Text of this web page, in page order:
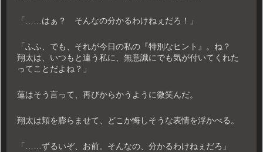
「……はぁ？ そんなの分かるわけねぇだろ！」
「ふふ、でも、それが今日の私の『特別なヒント』。ね？
翔太は、いつもと違う私に、無意識にでも気が付いてくれた
ってことだよね？」
蓮はそう言って、再びからかうように微笑んだ。
翔太は頬を膨らませて、どこか悔しそうな表情を浮かべる。
「……ずるいぞ、お前。そんなの、分かるわけねぇだろ」